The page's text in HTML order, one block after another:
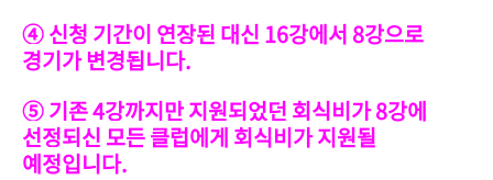
④ 신청 기간이 연장된 대신 16강에서 8강으로
경기가 변경됩니다.
⑤ 기존 4강까지만 지원되었던 회식비가 8강에
선정되신 모든 클럽에게 회식비가 지원될
예정입니다.